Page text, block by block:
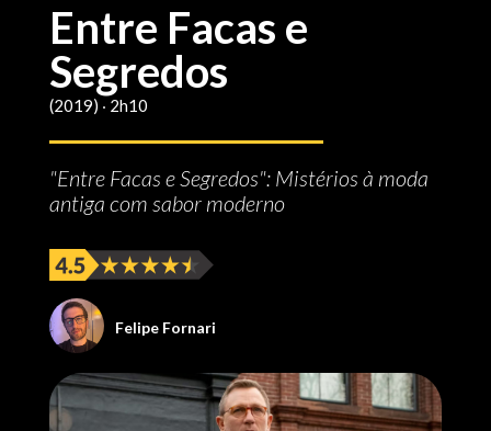
Entre Facas e
Segredos
(2019) ‧ 2h10
"Entre Facas e Segredos": Mistérios à moda
antiga com sabor moderno
Felipe Fornari